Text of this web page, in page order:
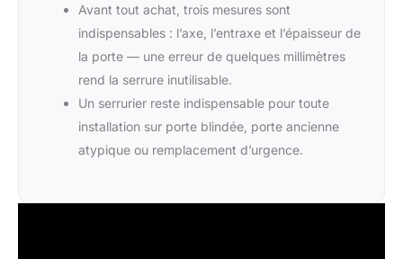
Avant tout achat, trois mesures sont
indispensables : l’axe, l’entraxe et l’épaisseur de
la porte — une erreur de quelques millimètres
rend la serrure inutilisable.
Un serrurier reste indispensable pour toute
installation sur porte blindée, porte ancienne
atypique ou remplacement d’urgence.